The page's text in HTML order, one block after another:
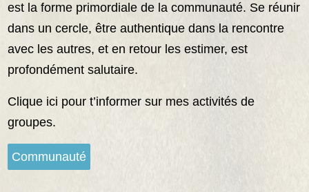
est la forme primordiale de la communauté. Se réunir
dans un cercle, être authentique dans la rencontre
avec les autres, et en retour les estimer, est
profondément salutaire.
Clique ici pour t’informer sur mes activités de
groupes.
Communauté